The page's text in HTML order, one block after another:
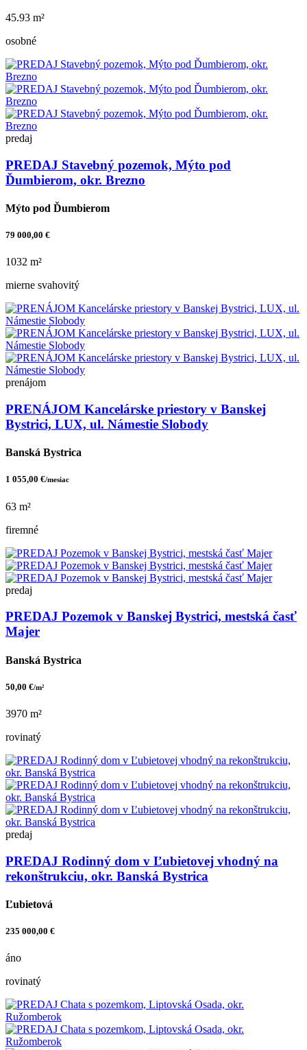
45.93 m²
osobné
predaj
PREDAJ Stavebný pozemok, Mýto pod
Ďumbierom, okr. Brezno
Mýto pod Ďumbierom
79 000,00 €
1032 m²
mierne svahovitý
prenájom
PRENÁJOM Kancelárske priestory v Banskej
Bystrici, LUX, ul. Námestie Slobody
Banská Bystrica
1 055,00 €/mesiac
63 m²
firemné
predaj
PREDAJ Pozemok v Banskej Bystrici, mestská časť
Majer
Banská Bystrica
50,00 €/m²
3970 m²
rovinatý
predaj
PREDAJ Rodinný dom v Ľubietovej vhodný na
rekonštrukciu, okr. Banská Bystrica
Ľubietová
235 000,00 €
áno
rovinatý